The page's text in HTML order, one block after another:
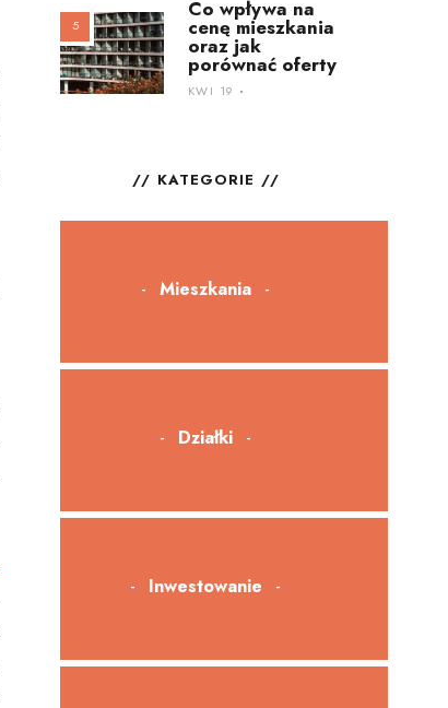
Co wpływa na
cenę mieszkania
oraz jak
porównać oferty
KWI 19
KATEGORIE
Mieszkania
Działki
Inwestowanie